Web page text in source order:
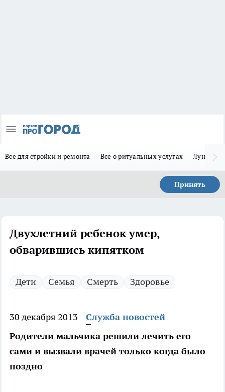
Все для стройки и ремонта Все о ритуальных услугах Лунно-
Принять
Двухлетний ребенок умер,
обварившись кипятком
Дети Семья Смерть Здоровье
30 декабря 2013
Служба новостей
Родители мальчика решили лечить его
сами и вызвали врачей только когда было
поздно